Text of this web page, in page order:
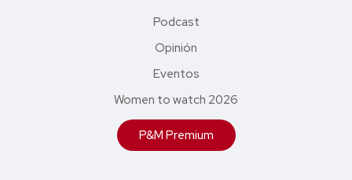
Podcast
Opinión
Eventos
Women to watch 2026
P&M Premium